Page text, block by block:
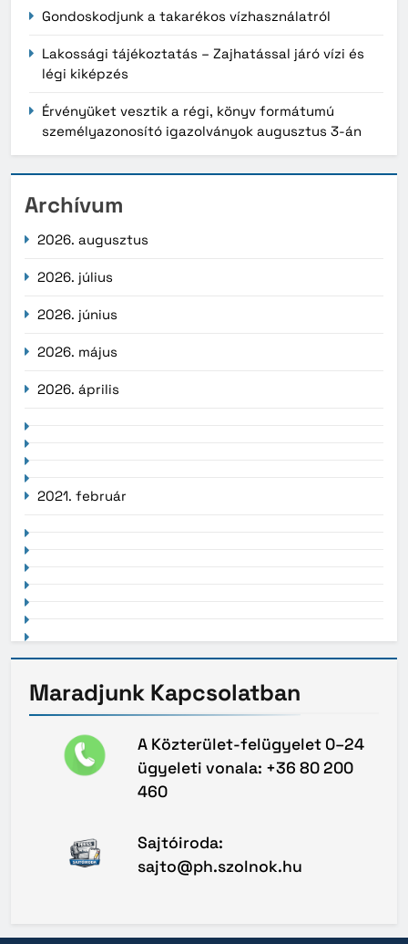
Gondoskodjunk a takarékos vízhasználatról
Lakossági tájékoztatás – Zajhatással járó vízi és
légi kiképzés
Érvényüket vesztik a régi, könyv formátumú
személyazonosító igazolványok augusztus 3-án
Archívum
2026. augusztus
2026. július
2026. június
2026. május
2026. április
2021. február
Maradjunk Kapcsolatban
A Közterület-felügyelet 0–24
ügyeleti vonala: +36 80 200
460
Sajtóiroda:
sajto@ph.szolnok.hu